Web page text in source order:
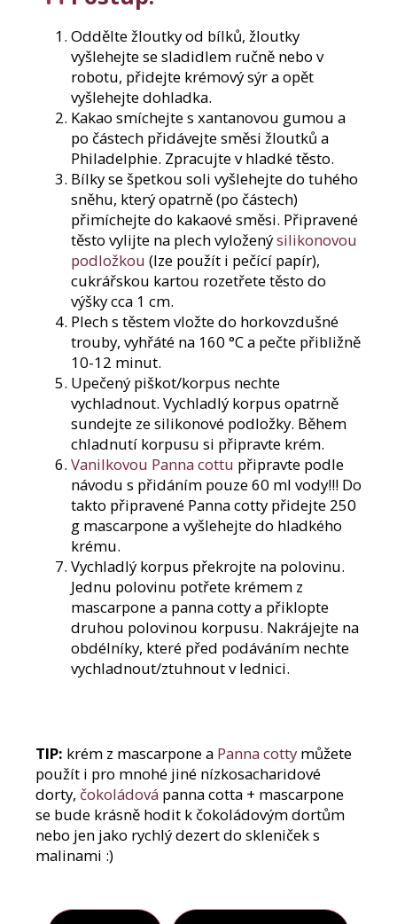
Oddělte žloutky od bílků, žloutky
vyšlehejte se sladidlem ručně nebo v
robotu, přidejte krémový sýr a opět
vyšlehejte dohladka.
Kakao smíchejte s xantanovou gumou a
po částech přidávejte směsi žloutků a
Philadelphie. Zpracujte v hladké těsto.
Bílky se špetkou soli vyšlehejte do tuhého
sněhu, který opatrně (po částech)
přimíchejte do kakaové směsi. Připravené
těsto vylijte na plech vyloženýsilikonovou
podložkou (lze použít i pečící papír),
cukrářskou kartou rozetřete těsto do
výšky cca 1 cm.
Plech s těstem vložte do horkovzdušné
trouby, vyhřáté na 160 °C a pečte přibližně
10-12 minut.
Upečený piškot/korpus nechte
vychladnout. Vychladlý korpus opatrně
sundejte ze silikonové podložky. Během
chladnutí korpusu si připravte krém.
Vanilkovou Panna cottu připravte podle
návodu s přidáním pouze 60 ml vody!!! Do
takto připravené Panna cotty přidejte 250
g mascarpone a vyšlehejte do hladkého
krému.
Vychladlý korpus překrojte na polovinu.
Jednu polovinu potřete krémem z
mascarpone a panna cotty a přiklopte
druhou polovinou korpusu. Nakrájejte na
obdélníky, které před podáváním nechte
vychladnout/ztuhnout v lednici.
TIP: krém z mascarpone a Panna cotty můžete
použít i pro mnohé jiné nízkosacharidové
dorty, čokoládová panna cotta + mascarpone
se bude krásně hodit k čokoládovým dortům
nebo jen jako rychlý dezert do skleniček s
malinami :)